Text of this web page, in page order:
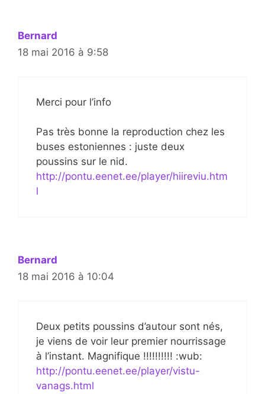
Bernard
18 mai 2016 à 9:58
Merci pour l’info
Pas très bonne la reproduction chez les
buses estoniennes : juste deux
poussins sur le nid.
http://pontu.eenet.ee/player/hiireviu.htm
l
Bernard
18 mai 2016 à 10:04
Deux petits poussins d’autour sont nés,
je viens de voir leur premier nourrissage
à l’instant. Magnifique !!!!!!!!!! :wub:
http://pontu.eenet.ee/player/vistu-
vanags.html